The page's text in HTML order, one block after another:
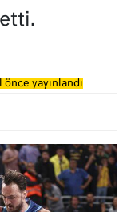
önce yayınlandı